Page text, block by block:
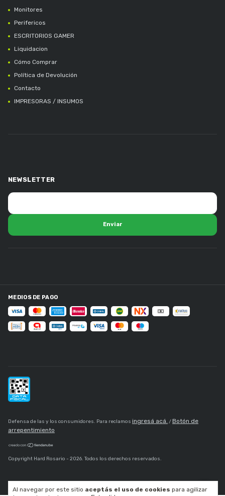
Al navegar por este sitio aceptás el uso de cookies para agilizar
Monitores
Perifericos
ESCRITORIOS GAMER
Liquidacion
Cómo Comprar
Política de Devolución
Contacto
IMPRESORAS / INSUMOS
NEWSLETTER
MEDIOS DE PAGO
Defensa de las y los consumidores. Para reclamos ingresá acá. /Botón de
arrepentimiento
Copyright Hard Rosario - 2026. Todos los derechos reservados.